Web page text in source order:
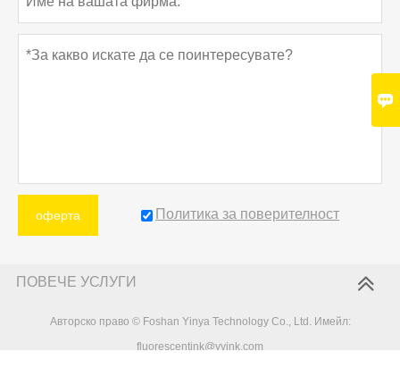
оферта Политика за поверителност
ПОВЕЧЕ УСЛУГИ
Авторско право © Foshan Yinya Technology Co., Ltd. Имейл:
fluorescentink@yyink.com
